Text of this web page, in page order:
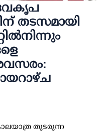
തടസമായി
തുടരുന്ന